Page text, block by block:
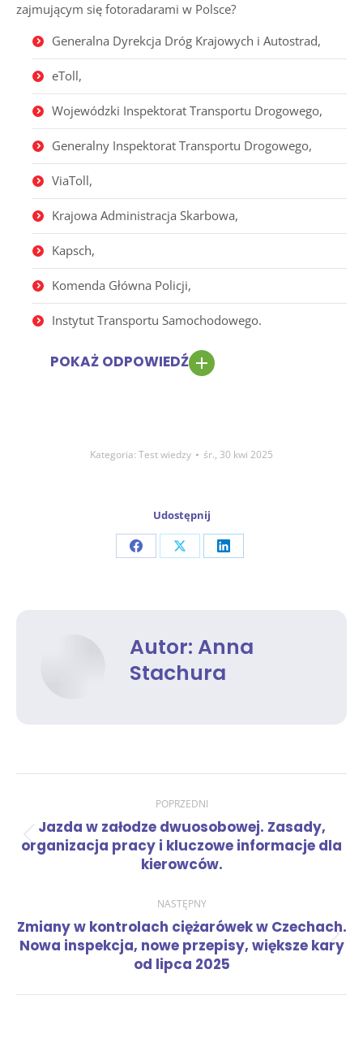
zajmującym się fotoradarami w Polsce?
Generalna Dyrekcja Dróg Krajowych i Autostrad,
eToll,
Wojewódzki Inspektorat Transportu Drogowego,
Generalny Inspektorat Transportu Drogowego,
ViaToll,
Krajowa Administracja Skarbowa,
Kapsch,
Komenda Główna Policji,
Instytut Transportu Samochodowego.
POKAŻ ODPOWIEDŹ
Kategoria: Test wiedzy śr., 30 kwi 2025
Udostępnij
Share Share Share
Autor: Anna
Stachura
Nawigacja
wpisów
POPRZEDNI
Poprzedni
wpis:
Jazda w załodze dwuosobowej. Zasady,
organizacja pracy i kluczowe informacje dla
kierowców.
NASTĘPNY
Następny
wpis:
Zmiany w kontrolach ciężarówek w Czechach.
Nowa inspekcja, nowe przepisy, większe kary
od lipca 2025